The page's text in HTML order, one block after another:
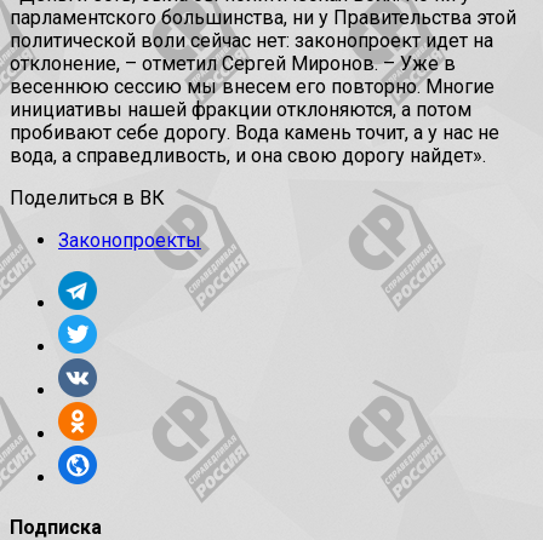
парламентского большинства, ни у Правительства этой
политической воли сейчас нет: законопроект идет на
отклонение, – отметил Сергей Миронов. – Уже в
весеннюю сессию мы внесем его повторно. Многие
инициативы нашей фракции отклоняются, а потом
пробивают себе дорогу. Вода камень точит, а у нас не
вода, а справедливость, и она свою дорогу найдет».
Поделиться в ВК
Законопроекты
Подписка